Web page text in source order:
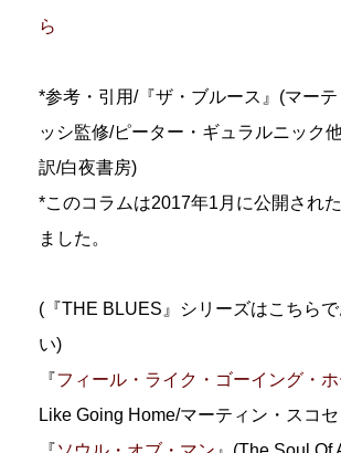
ら
*参考・引用/『ザ・ブルース』(マー
ッシ監修/ピーター・ギュラルニック
訳/白夜書房)
*このコラムは2017年1月に公開され
ました。
(『THE BLUES』シリーズはこちら
い)
『フィール・ライク・ゴーイング・ホ
Like Going Home/マーティン・スコ